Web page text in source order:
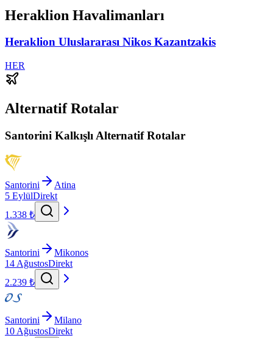
Heraklion Havalimanları
Heraklion Uluslararası Nikos Kazantzakis
HER
Alternatif Rotalar
Santorini Kalkışlı Alternatif Rotalar
Santorini
Atina
5 EylülDirekt
1.338 ₺
Santorini
Mikonos
14 AğustosDirekt
2.239 ₺
Santorini
Milano
10 AğustosDirekt